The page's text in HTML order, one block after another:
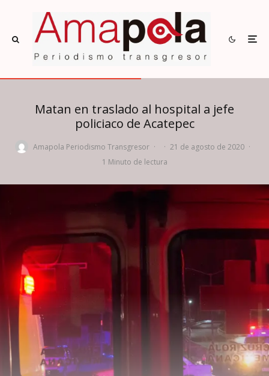
Matan en traslado al hospital a jefe
policiaco de Acatepec
Amapola Periodismo Transgresor · · 21 de agosto de 2020 ·
1 Minuto de lectura